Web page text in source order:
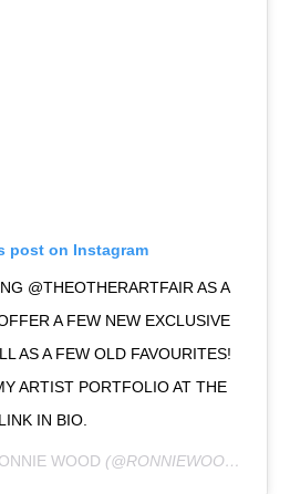
post on Instagram
@THEOTHERARTFAIR AS A
A FEW NEW EXCLUSIVE
AS A FEW OLD FAVOURITES!
ARTIST PORTFOLIO AT THE
LINK IN BIO.
WOOD (@RONNIEWOOD) ON